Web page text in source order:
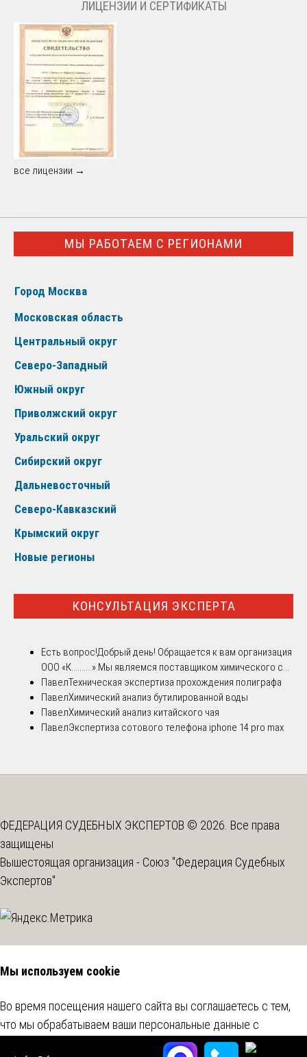
ЛИЦЕНЗИИ И СЕРТИФИКАТЫ
все лицензии →
МЫ РАБОТАЕМ С РЕГИОНАМИ
Город Москва
Московская область
Центральный округ
Северо-Западный
Южный округ
Приволжский округ
Уральский округ
Сибирский округ
Дальневосточный
Северо-Кавказский
Крымский округ
Новые регионы
КОНСУЛЬТАЦИЯ ЭКСПЕРТА
Есть вопрос!Добрый день! Обращается к вам организация
ООО «К..........».Мы являемся поставщиком химического с...
ПавелТехническая экспертиза прохождения полиграфа
ПавелХимический анализ бутилированной воды
ПавелХимический анализ китайского чая
ПавелЭкспертиза сотового телефона iphone 14 pro max
ФЕДЕРАЦИЯ СУДЕБНЫХ ЭКСПЕРТОВ © 2026. Все права
защищены
Вышестоящая организация - Союз "Федерация Судебных
Экспертов"
Мы используем cookie
Во время посещения нашего сайта вы соглашаетесь с тем,
что мы обрабатываем ваши персональные данные с
использованием метрических программ.Подробнее